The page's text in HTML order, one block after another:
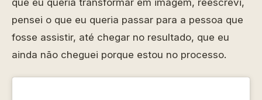
que eu queria transformar em imagem, reescrevi,
pensei o que eu queria passar para a pessoa que
fosse assistir, até chegar no resultado, que eu
ainda não cheguei porque estou no processo.